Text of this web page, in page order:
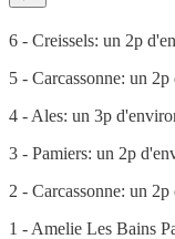
6 - Creissels: un 2p
5 - Carcassonne: un
4 - Ales: un 3p
3 - Pamiers: un 2p
2 - Carcassonne: un
1 - Amelie Les Bains